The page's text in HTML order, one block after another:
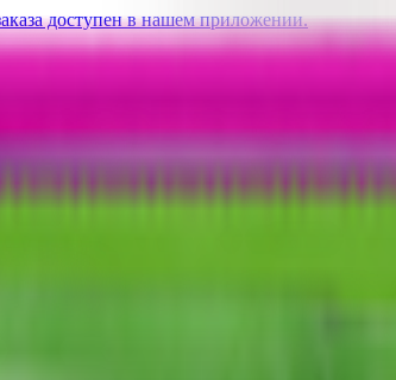
доступен в нашем приложении.